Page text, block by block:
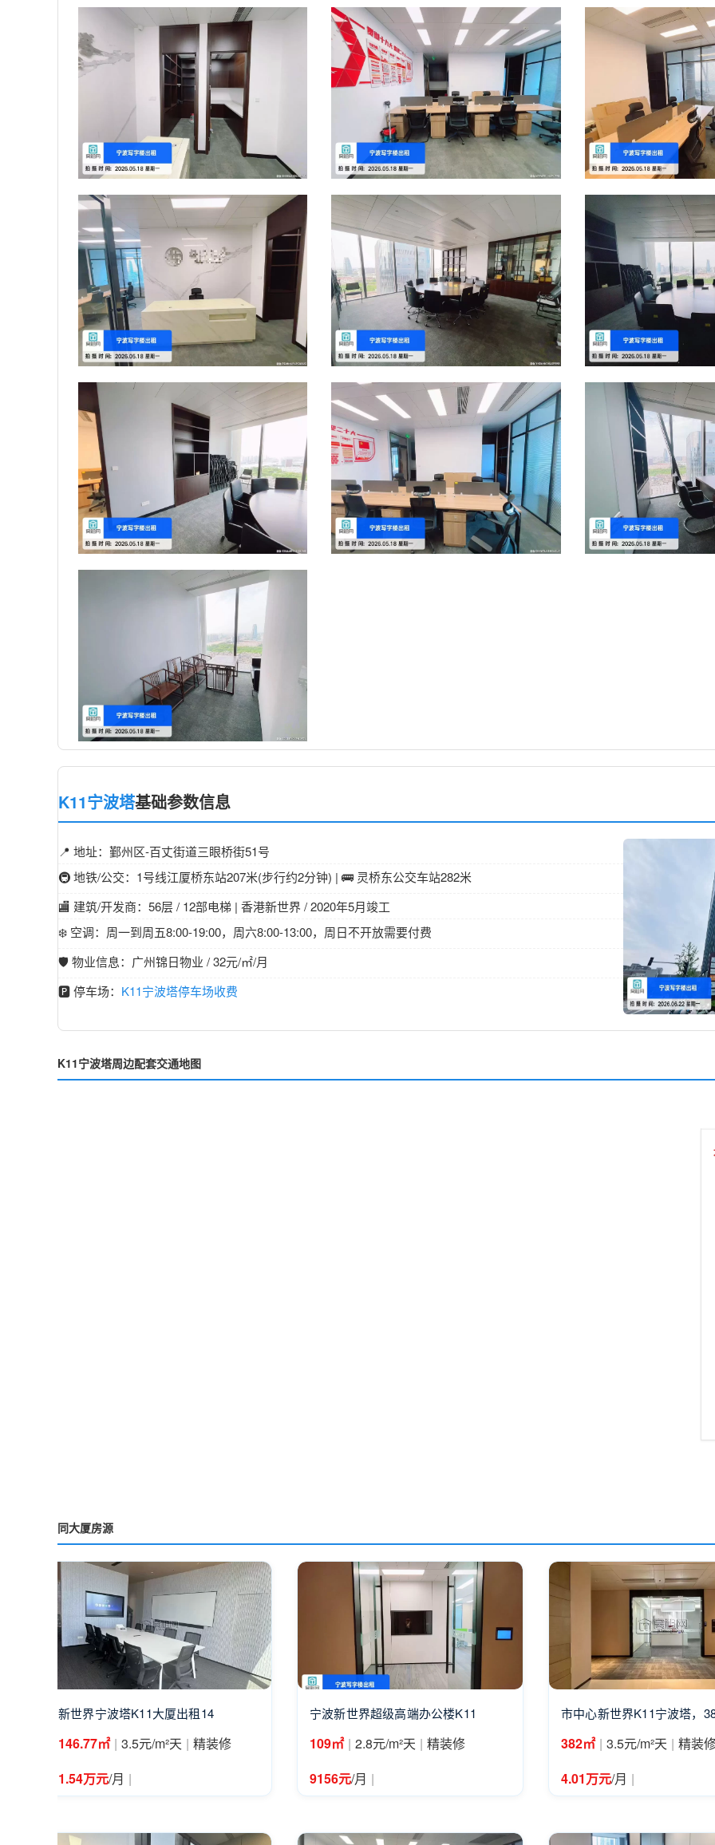
K11宁波塔基础参数信息
📍 地址：鄞州区-百丈街道三眼桥街51号
🚇 地铁/公交：1号线江厦桥东站207米(步行约2分钟) | 🚌 灵桥东公交车站282米
🏬 建筑/开发商：56层 / 12部电梯 | 香港新世界 / 2020年5月竣工
❄️ 空调：周一到周五8:00-19:00，周六8:00-13:00，周日不开放需要付费
🛡️ 物业信息：广州锦日物业 / 32元/㎡/月
🅿️ 停车场： K11宁波塔停车场收费
K11宁波塔周边配套交通地图
同大厦房源
新世界宁波塔K11大厦出租14
146.77㎡ | 3.5元/m²天 | 精装修
1.54万元/月 |
宁波新世界超级高端办公楼K11
109㎡ | 2.8元/m²天 | 精装修
9156元/月 |
市中心新世界K11宁波塔，
382㎡ | 3.5元/m²天 | 精装
4.01万元/月 |